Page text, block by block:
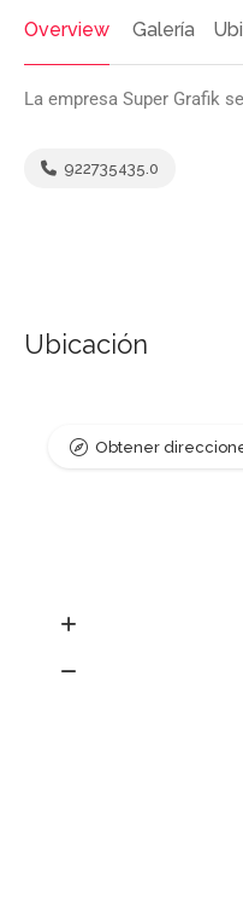
Overview Galería
La empresa Super Grafik
922735435.0
Ubicación
Obtener